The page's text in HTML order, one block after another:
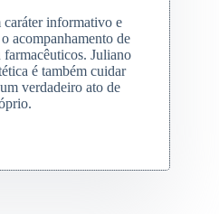
informativo e
acompanhamento de
Juliano
é também cuidar
verdadeiro ato de